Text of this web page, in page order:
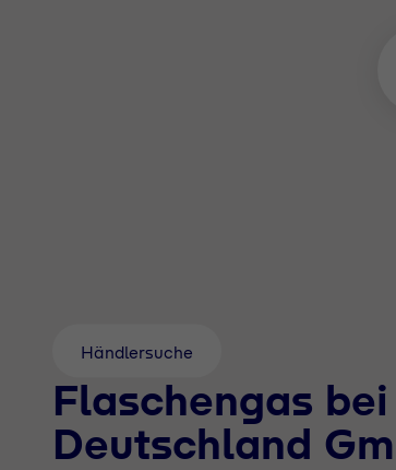
Händlersuche
Flaschengas bei
Deutschland